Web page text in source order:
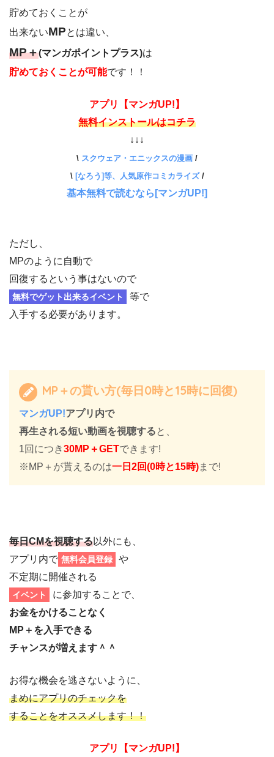
貯めておくことが
出来ないMPとは違い、
MP＋(マンガポイントプラス)は
貯めておくことが可能です！！
アプリ【マンガUP!】
無料インストールはコチラ
↓↓↓
\ スクウェア・エニックスの漫画 /
\ [なろう]等、人気原作コミカライズ/
基本無料で読むなら[マンガUP!]
ただし、
MPのように自動で
回復するという事はないので
無料でゲット出来るイベント
等で
入手する必要があります。
MP＋の貰い方(毎日0時と15時に回復)
マンガUP!アプリ内で
再生される短い動画を視聴すると、
1回につき30MP＋GETできます!
※MP＋が貰えるのは一日2回(0時と15時)まで!
毎日CMを視聴する以外にも、
アプリ内で 無料会員登録
や
不定期に開催される
イベント
に参加することで、
お金をかけることなく
MP＋を入手できる
チャンスが増えます＾＾
お得な機会を逃さないように、
まめにアプリのチェックを
することをオススメします！！
アプリ【マンガUP!】